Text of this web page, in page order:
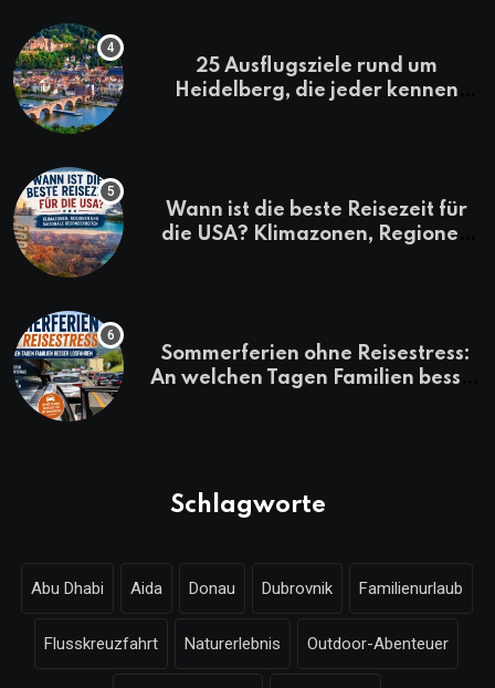
25 Ausflugsziele rund um
Heidelberg, die jeder kennen
Wann ist die beste Reisezeit für
die USA? Klimazonen, Regionen
Sommerferien ohne Reisestress:
An welchen Tagen Familien besser
Schlagworte
Abu Dhabi Aida Donau Dubrovnik Familienurlaub
Flusskreuzfahrt Naturerlebnis Outdoor-Abenteuer